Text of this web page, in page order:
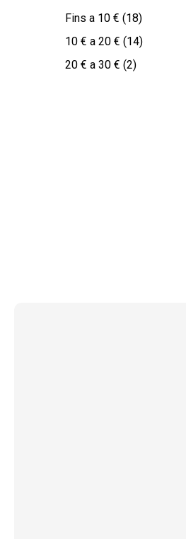
Fins a 10 € (18)
10 € a 20 € (14)
20 € a 30 € (2)